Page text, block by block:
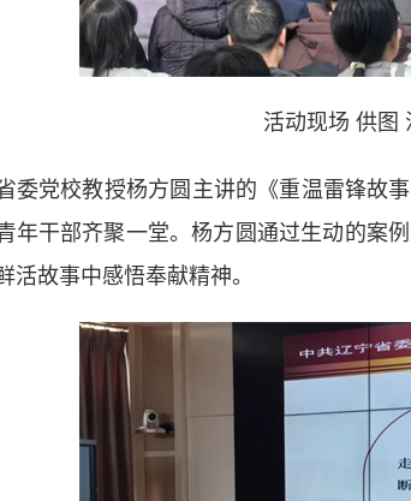
活动现场 供图
党校教授杨方圆主讲的《重温雷锋故事
年干部齐聚一堂。杨方圆通过生动的案
活故事中感悟奉献精神。